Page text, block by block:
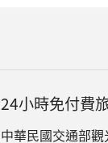
24小時免付費
中華民國交通部